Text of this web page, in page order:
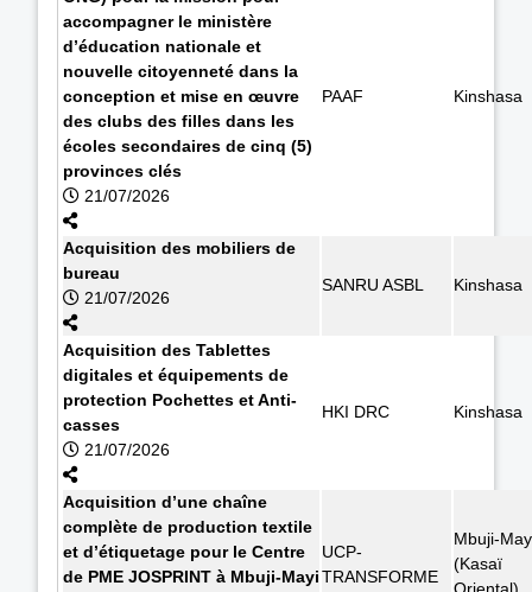
accompagner le ministère
d’éducation nationale et
nouvelle citoyenneté dans la
conception et mise en œuvre
des clubs des filles dans les
écoles secondaires de cinq (5)
provinces clés
21/07/2026
PAAF Kinshasa
Acquisition des mobiliers de
bureau
21/07/2026
SANRU ASBL Kinshasa
Acquisition des Tablettes
digitales et équipements de
protection Pochettes et Anti-
casses
21/07/2026
HKI DRC Kinshasa
Acquisition d’une chaîne
complète de production textile
et d’étiquetage pour le Centre
de PME JOSPRINT à Mbuji-Mayi
UCP-
TRANSFORME
Mbuji-
(Kasaï
Oriental)